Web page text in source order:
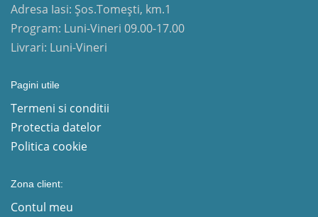
Adresa Iasi: Șos.Tomești, km.1
Program: Luni-Vineri 09.00-17.00
Livrari: Luni-Vineri
Pagini utile
Termeni si conditii
Protectia datelor
Politica cookie
Zona client:
Contul meu